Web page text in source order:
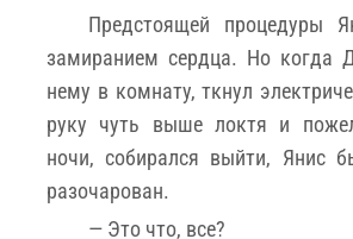
Предстоящей процедуры
замиранием сердца. Но когда
нему в комнату, ткнул
руку чуть выше локтя и
ночи, собирался выйти, Янис
разочарован.
— Это что, все?